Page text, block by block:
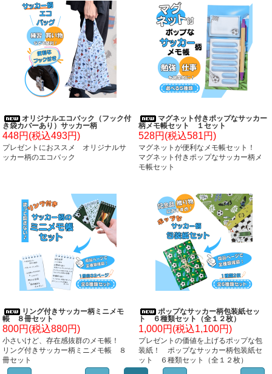
オリジナルエコバック（フック付
き袋カバーあり）サッカー柄
448円(税込493円)
プレゼントにおススメ オリジナルサ
ッカー柄のエコバック
マグネット付きポップなサッカー
柄メモ帳セット １セット
528円(税込581円)
マグネットが便利なメモ帳セット！
マグネット付きポップなサッカー柄メ
モ帳セット
リング付きサッカー柄ミニメモ
帳 ８冊セット
800円(税込880円)
小さいけど、存在感抜群のメモ帳！
リング付きサッカー柄ミニメモ帳 ８
冊セット
ポップなサッカー柄包装紙セッ
ト ６種類セット（全１２枚）
1,000円(税込1,100円)
プレゼントの価値を上げるポップな包
装紙！ ポップなサッカー柄包装紙セ
ット ６種類セット（全１２枚）